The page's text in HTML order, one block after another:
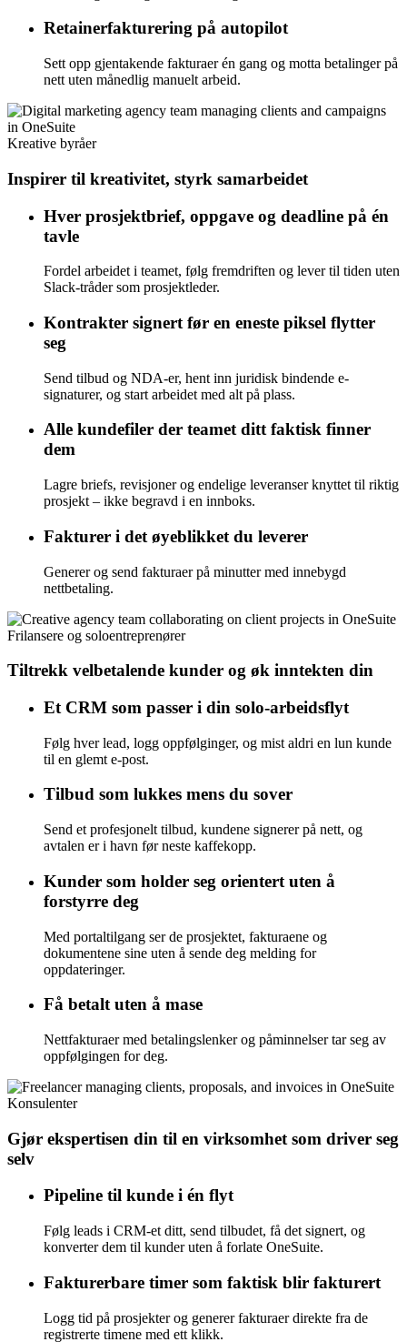
Retainerfakturering på autopilot
Sett opp gjentakende fakturaer én gang og motta betalinger på
nett uten månedlig manuelt arbeid.
Kreative byråer
Inspirer til kreativitet, styrk samarbeidet
Hver prosjektbrief, oppgave og deadline på én
tavle
Fordel arbeidet i teamet, følg fremdriften og lever til tiden uten
Slack-tråder som prosjektleder.
Kontrakter signert før en eneste piksel flytter
seg
Send tilbud og NDA-er, hent inn juridisk bindende e-
signaturer, og start arbeidet med alt på plass.
Alle kundefiler der teamet ditt faktisk finner
dem
Lagre briefs, revisjoner og endelige leveranser knyttet til riktig
prosjekt – ikke begravd i en innboks.
Fakturer i det øyeblikket du leverer
Generer og send fakturaer på minutter med innebygd
nettbetaling.
Frilansere og soloentreprenører
Tiltrekk velbetalende kunder og øk inntekten din
Et CRM som passer i din solo-arbeidsflyt
Følg hver lead, logg oppfølginger, og mist aldri en lun kunde
til en glemt e-post.
Tilbud som lukkes mens du sover
Send et profesjonelt tilbud, kundene signerer på nett, og
avtalen er i havn før neste kaffekopp.
Kunder som holder seg orientert uten å
forstyrre deg
Med portaltilgang ser de prosjektet, fakturaene og
dokumentene sine uten å sende deg melding for
oppdateringer.
Få betalt uten å mase
Nettfakturaer med betalingslenker og påminnelser tar seg av
oppfølgingen for deg.
Konsulenter
Gjør ekspertisen din til en virksomhet som driver seg
selv
Pipeline til kunde i én flyt
Følg leads i CRM-et ditt, send tilbudet, få det signert, og
konverter dem til kunder uten å forlate OneSuite.
Fakturerbare timer som faktisk blir fakturert
Logg tid på prosjekter og generer fakturaer direkte fra de
registrerte timene med ett klikk.